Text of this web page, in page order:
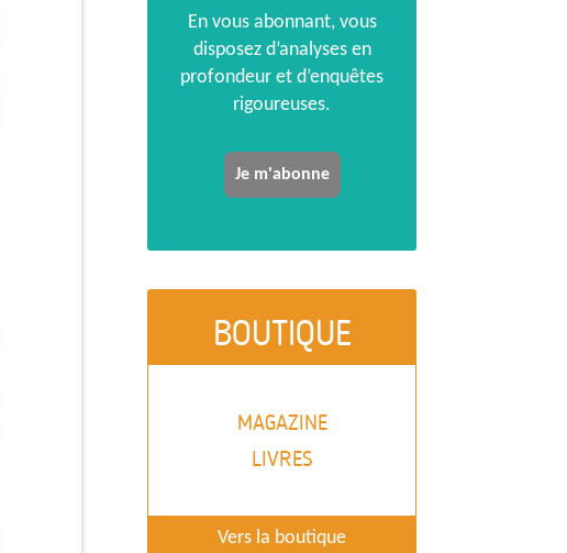
En vous abonnant, vous
disposez d’analyses en
profondeur et d’enquêtes
rigoureuses.
Je m'abonne
BOUTIQUE
MAGAZINE
LIVRES
Vers la boutique